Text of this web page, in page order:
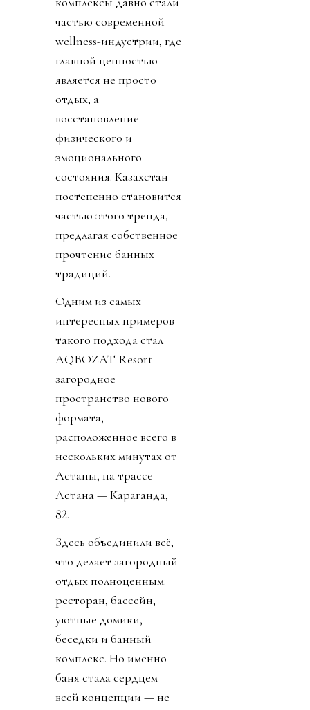
частью современной
wellness-индустрии, где
главной ценностью
является не просто
отдых, а
восстановление
физического и
эмоционального
состояния. Казахстан
постепенно становится
частью этого тренда,
предлагая собственное
прочтение банных
традиций.
Одним из самых
интересных примеров
такого подхода стал
AQBOZAT Resort —
загородное
пространство нового
формата,
расположенное всего в
нескольких минутах от
Астаны, на трассе
Астана — Караганда,
82.
Здесь объединили всё,
что делает загородный
отдых полноценным:
ресторан, бассейн,
уютные домики,
беседки и банный
комплекс. Но именно
баня стала сердцем
всей концепции — не